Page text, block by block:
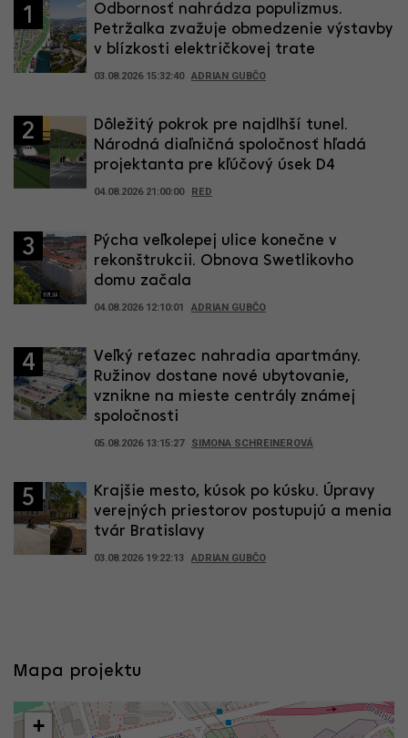
1
Odbornosť nahrádza populizmus.
Petržalka zvažuje obmedzenie výstavby
v blízkosti električkovej trate
03.08.2026 15:32:40 ADRIAN GUBČO
2
Dôležitý pokrok pre najdlhší tunel.
Národná diaľničná spoločnosť hľadá
projektanta pre kľúčový úsek D4
04.08.2026 21:00:00 RED
3
Pýcha veľkolepej ulice konečne v
rekonštrukcii. Obnova Swetlikovho
domu začala
04.08.2026 12:10:01 ADRIAN GUBČO
4
Veľký reťazec nahradia apartmány.
Ružinov dostane nové ubytovanie,
vznikne na mieste centrály známej
spoločnosti
05.08.2026 13:15:27 SIMONA SCHREINEROVÁ
5
Krajšie mesto, kúsok po kúsku. Úpravy
verejných priestorov postupujú a menia
tvár Bratislavy
03.08.2026 19:22:13 ADRIAN GUBČO
Mapa projektu
+